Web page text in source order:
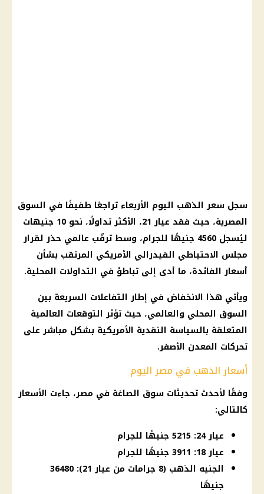
سجل سعر الذهب اليوم الأربعاء تراجعًا طفيفًا في السوق
المصرية، حيث فقد عيار 21، الأكثر تداولًا، نحو 10 جنيهات
ليُسجل 4560 جنيهًا للجرام، وسط ترقّب عالمي حذر لقرار
مجلس الاحتياطي الفيدرالي الأمريكي المرتقب بشأن
أسعار الفائدة، ما أدى إلى تباطؤ في التداولات المحلية.
ويأتي هذا الانخفاض في إطار التفاعلات السريعة بين
السوق المحلي والعالمي، حيث تؤثر التوقعات العالمية
المتعلقة بالسياسة النقدية الأمريكية بشكل مباشر على
تحركات المعدن الأصفر.
أسعار الذهب في مصر اليوم
وفقًا لأحدث تحديثات سوق الصاغة في مصر، جاءت الأسعار
كالتالي:
عيار 24: 5215 جنيهًا للجرام
عيار 18: 3911 جنيهًا للجرام
الجنيه الذهب (8 جرامات من عيار 21): 36480
جنيهًا